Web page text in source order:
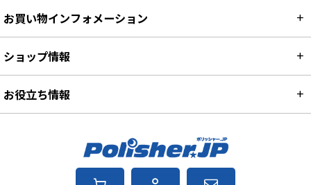
お買い物インフォメーション
ショップ情報
お役立ち情報